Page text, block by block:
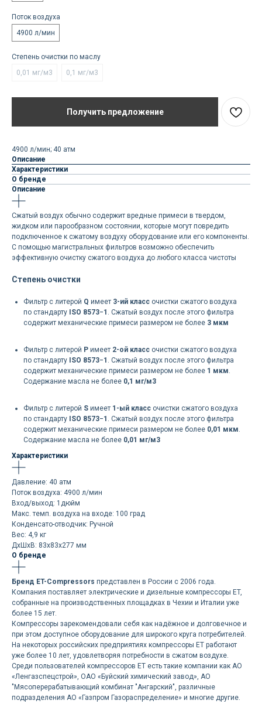
Поток воздуха
4900 л/мин
Степень очистки по маслу
0,01 мг/м3
0,1 мг/м3
Получить предложение
4900 л/мин; 40 атм
Описание
Характеристики
О бренде
Описание
Сжатый воздух обычно содержит вредные примеси в твердом,
жидком или парообразном состоянии, которые могут повредить
подключенное к сжатому воздуху оборудование или его компоненты.
С помощью магистральных фильтров возможно обеспечить
эффективную очистку сжатого воздуха до любого класса чистоты
Степень очистки
Фильтр с литерой Q имеет 3-ий класс очистки сжатого воздуха
по стандарту ISO 8573−1 . Сжатый воздух после этого фильтра
содержит механические примеси размером не более 3 мкм
Фильтр с литерой P имеет 2-ой класс очистки сжатого воздуха
по стандарту ISO 8573−1 . Сжатый воздух после этого фильтра
содержит механические примеси размером не более 1 мкм.
Содержание масла не более 0,1 мг/м3
Фильтр с литерой S имеет 1-ый класс очистки сжатого воздуха
по стандарту ISO 8573−1 . Сжатый воздух после этого фильтра
содержит механические примеси размером не более 0,01 мкм.
Содержание масла не более 0,01 мг/м3
Характеристики
Давление: 40 атм
Поток воздуха: 4900 л/мин
Вход/выход: 1дюйм
Макс. темп. воздуха на входе: 100 град
Конденсато-отводчик: Ручной
Вес: 4,9 кг
ДxШxВ: 83x83x277 мм
О бренде
Бренд ET-Compressors представлен в России с 2006 года.
Компания поставляет электрические и дизельные компрессоры ET,
собранные на производственных площадках в Чехии и Италии уже
более 15 лет.
Компрессоры зарекомендовали себя как надёжное и долговечное и
при этом доступное оборудование для широкого круга потребителей.
На некоторых российских предприятиях компрессоры ET работают
уже более 10 лет, удовлетворяя потребности в сжатом воздухе.
Среди пользователей компрессоров ET есть такие компании как АО
«Ленгазспецстрой», ОАО «Буйский химический завод», АО
"Мясоперерабатывающий комбинат "Ангарский", различные
подразделения АО «Газпром Газораспределение» и многие другие.